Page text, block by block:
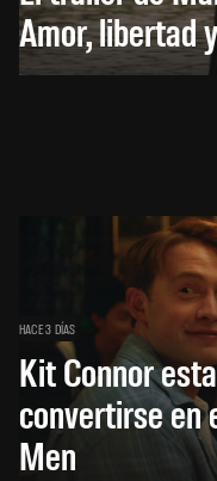
Amor, libertad
HACE 3 DÍAS
Kit Connor
convertirse en
Men